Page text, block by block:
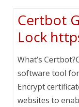
Certbot
Lock
What’s
software tool
Encrypt
websites to